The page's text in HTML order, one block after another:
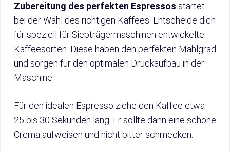
Zubereitung des perfekten Espressos startet
bei der Wahl des richtigen Kaffees. Entscheide dich
für speziell für Siebträgermaschinen entwickelte
Kaffeesorten. Diese haben den perfekten Mahlgrad
und sorgen für den optimalen Druckaufbau in der
Maschine.
Für den idealen Espresso ziehe den Kaffee etwa
25 bis 30 Sekunden lang. Er sollte dann eine schöne
Crema aufweisen und nicht bitter schmecken.